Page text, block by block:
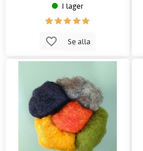
I lager
Se alla